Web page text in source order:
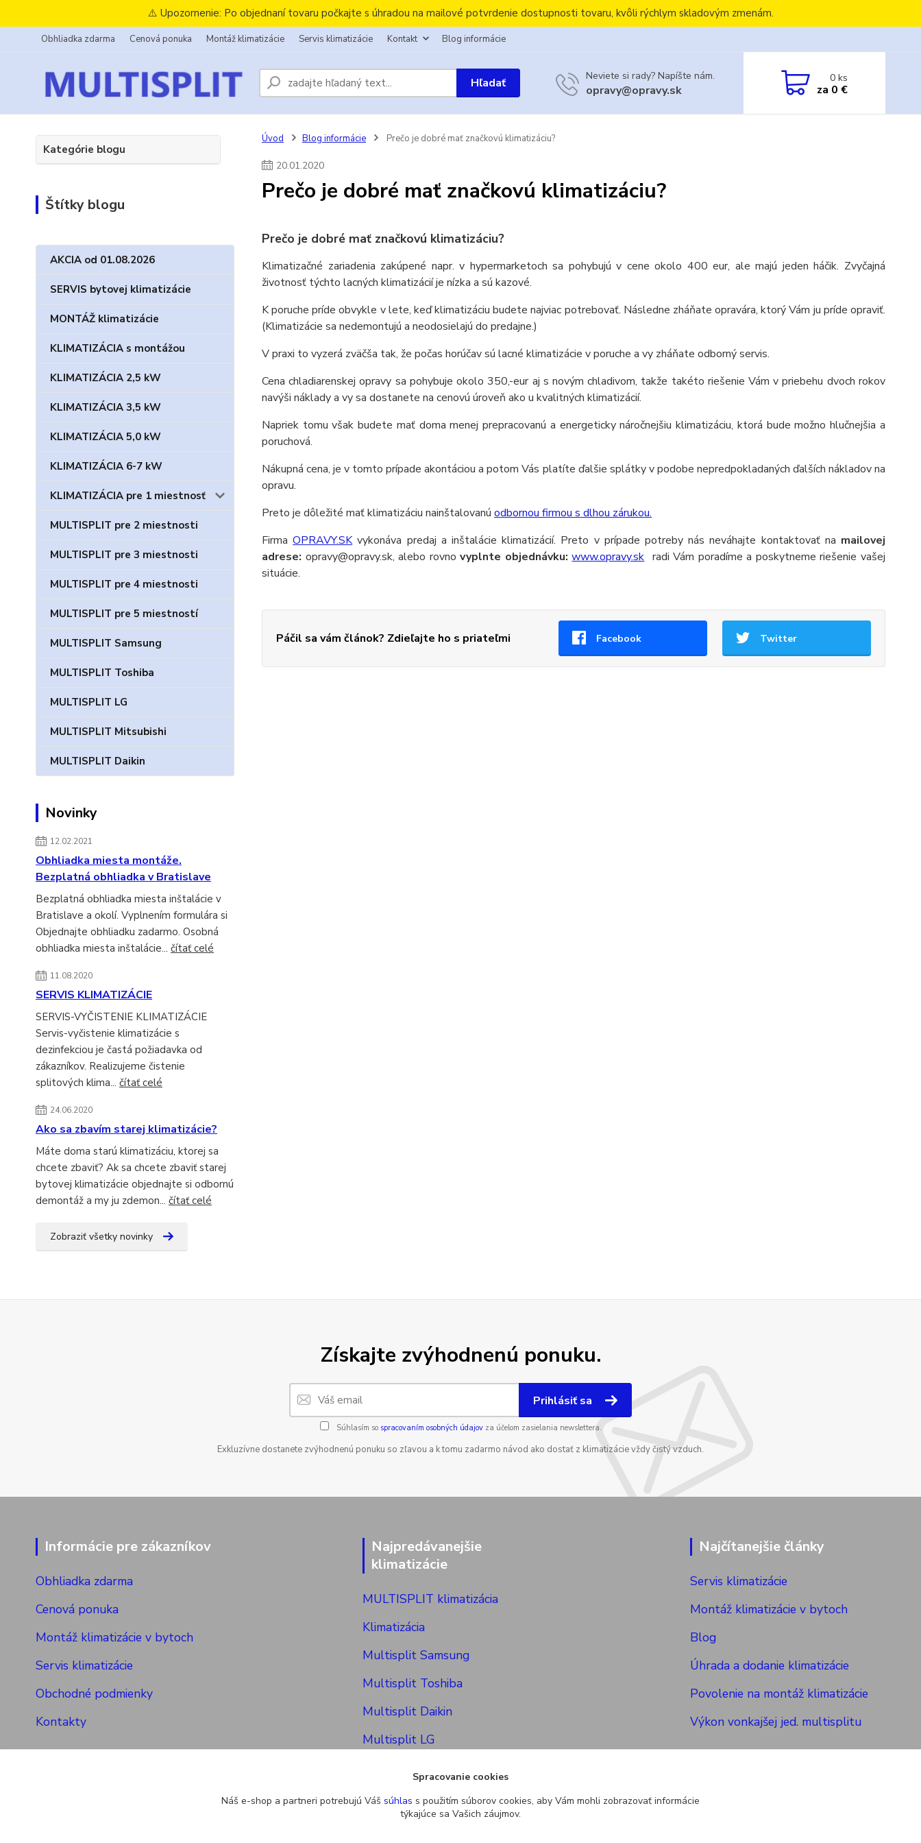
⚠️ Upozornenie: Po objednaní tovaru počkajte s úhradou na mailové potvrdenie dostupnosti tovaru, kvôli rýchlym skladovým zmenám.
Obhliadka zdarma Cenová ponuka Montáž klimatizácie Servis klimatizácie Kontakt Blog informácie
Hľadať Neviete si rady? Napíšte nám.
opravy@opravy.sk
0ks
za 0 €
Kategórie blogu
Štítky blogu
AKCIA od 01.08.2026
SERVIS bytovej klimatizácie
MONTÁŽ klimatizácie
KLIMATIZÁCIA s montážou
KLIMATIZÁCIA 2,5 kW
KLIMATIZÁCIA 3,5 kW
KLIMATIZÁCIA 5,0 kW
KLIMATIZÁCIA 6-7 kW
KLIMATIZÁCIA pre 1 miestnosť
MULTISPLIT pre 2 miestnosti
MULTISPLIT pre 3 miestnosti
MULTISPLIT pre 4 miestnosti
MULTISPLIT pre 5 miestností
MULTISPLIT Samsung
MULTISPLIT Toshiba
MULTISPLIT LG
MULTISPLIT Mitsubishi
MULTISPLIT Daikin
Novinky
12.02.2021
Obhliadka miesta montáže.
Bezplatná obhliadka v Bratislave
Bezplatná obhliadka miesta inštalácie v
Bratislave a okolí. Vyplnením formulára si
Objednajte obhliadku zadarmo. Osobná
obhliadka miesta inštalácie... čítať celé
11.08.2020
SERVIS KLIMATIZÁCIE
SERVIS-VYČISTENIE KLIMATIZÁCIE
Servis-vyčistenie klimatizácie s
dezinfekciou je častá požiadavka od
zákazníkov. Realizujeme čistenie
splitových klima... čítať celé
24.06.2020
Ako sa zbavím starej klimatizácie?
Máte doma starú klimatizáciu, ktorej sa
chcete zbaviť? Ak sa chcete zbaviť starej
bytovej klimatizácie objednajte si odbornú
demontáž a my ju zdemon... čítať celé
Zobraziť všetky novinky
Úvod Blog informácie Prečo je dobré mať značkovú klimatizáciu?
20.01.2020
Prečo je dobré mať značkovú klimatizáciu?
Prečo je dobré mať značkovú klimatizáciu?
Klimatizačné zariadenia zakúpené napr. v hypermarketoch sa pohybujú v cene okolo 400 eur, ale majú jeden háčik. Zvyčajná
životnosť týchto lacných klimatizácií je nízka a sú kazové.
K poruche príde obvykle v lete, keď klimatizáciu budete najviac potrebovať. Následne zháňate opravára, ktorý Vám ju príde opraviť.
(Klimatizácie sa nedemontujú a neodosielajú do predajne.)
V praxi to vyzerá zväčša tak, že počas horúčav sú lacné klimatizácie v poruche a vy zháňate odborný servis.
Cena chladiarenskej opravy sa pohybuje okolo 350,-eur aj s novým chladivom, takže takéto riešenie Vám v priebehu dvoch rokov
navýši náklady a vy sa dostanete na cenovú úroveň ako u kvalitných klimatizácií.
Napriek tomu však budete mať doma menej prepracovanú a energeticky náročnejšiu klimatizáciu, ktorá bude možno hlučnejšia a
poruchová.
Nákupná cena, je v tomto prípade akontáciou a potom Vás platíte ďalšie splátky v podobe nepredpokladaných ďalších nákladov na
opravu.
Preto je dôležité mať klimatizáciu nainštalovanú odbornou firmou s dlhou zárukou.
FirmaOPRAVY.SKvykonáva predaj a inštalácie klimatizácií. Preto v prípade potreby nás neváhajte kontaktovať na mailovej
adrese: opravy@opravy.sk, alebo rovnovyplnte objednávku:www.opravy.sk radi Vám poradíme a poskytneme riešenie vašej
situácie.
Páčil sa vám článok? Zdieľajte ho s priateľmi Facebook Twitter
Získajte zvýhodnenú ponuku.
Prihlásiť sa
Súhlasím so spracovaním osobných údajovza účelom zasielania newslettera.
Exkluzívne dostanete zvýhodnenú ponuku so zľavou a k tomu zadarmo návod ako dostať z klimatizácie vždy čistý vzduch.
Informácie pre zákazníkov
Obhliadka zdarma
Cenová ponuka
Montáž klimatizácie v bytoch
Servis klimatizácie
Obchodné podmienky
Kontakty
Najpredávanejšie
klimatizácie
MULTISPLIT klimatizácia
Klimatizácia
Multisplit Samsung
Multisplit Toshiba
Multisplit Daikin
Multisplit LG
Najčítanejšie články
Servis klimatizácie
Montáž klimatizácie v bytoch
Blog
Úhrada a dodanie klimatizácie
Povolenie na montáž klimatizácie
Výkon vonkajšej jed. multisplitu
Spracovanie cookies
Náš e-shop a partneri potrebujú Váš súhlas s použitím súborov cookies, aby Vám mohli zobrazovať informácie
týkajúce sa Vašich záujmov.